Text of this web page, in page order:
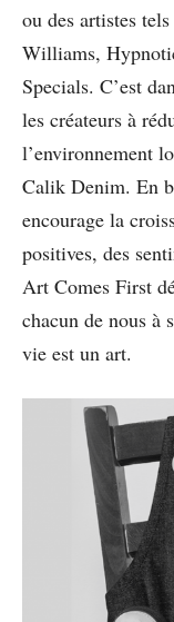
ou des artistes
Williams,
Specials. C’est
les créateurs à
l’environnement
Calik Denim. En
encourage la
positives, des
Art Comes First
chacun de nous à
vie est un art.